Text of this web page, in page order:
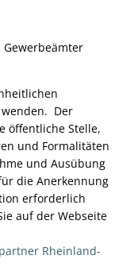
Der
öffentliche Stelle,
und Formalitäten
und Ausübung
die Anerkennung
erforderlich
auf der Webseite
Rheinland-